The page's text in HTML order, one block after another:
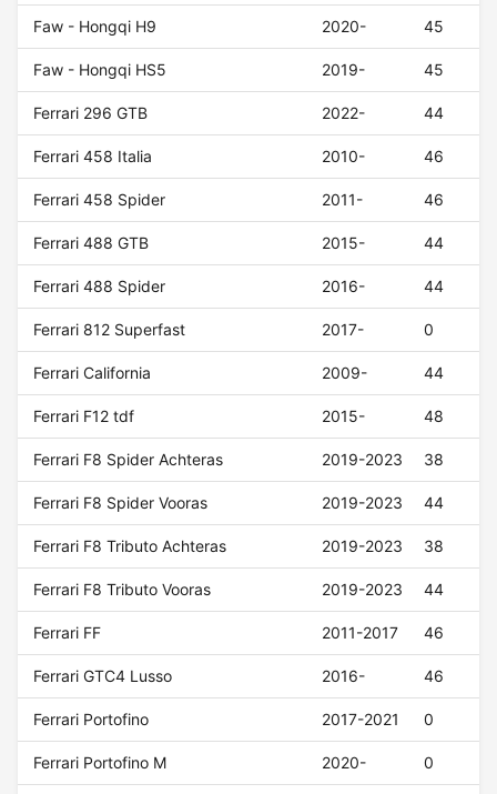
Faw - Hongqi H9 2020- 45
Faw - Hongqi HS5 2019- 45
Ferrari 296 GTB 2022- 44
Ferrari 458 Italia 2010- 46
Ferrari 458 Spider 2011- 46
Ferrari 488 GTB 2015- 44
Ferrari 488 Spider 2016- 44
Ferrari 812 Superfast 2017- 0
Ferrari California 2009- 44
Ferrari F12 tdf 2015- 48
Ferrari F8 Spider Achteras 2019-2023 38
Ferrari F8 Spider Vooras 2019-2023 44
Ferrari F8 Tributo Achteras 2019-2023 38
Ferrari F8 Tributo Vooras 2019-2023 44
Ferrari FF 2011-2017 46
Ferrari GTC4 Lusso 2016- 46
Ferrari Portofino 2017-2021 0
Ferrari Portofino M 2020- 0